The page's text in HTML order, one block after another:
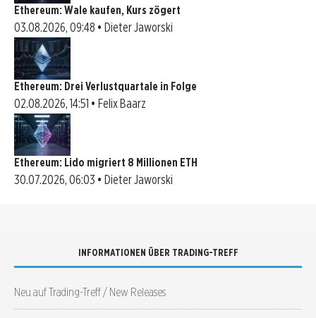
Ethereum: Wale kaufen, Kurs zögert
03.08.2026, 09:48 • Dieter Jaworski
Ethereum: Drei Verlustquartale in Folge
02.08.2026, 14:51 • Felix Baarz
Ethereum: Lido migriert 8 Millionen ETH
30.07.2026, 06:03 • Dieter Jaworski
INFORMATIONEN ÜBER TRADING-TREFF
Neu auf Trading-Treff / New Releases